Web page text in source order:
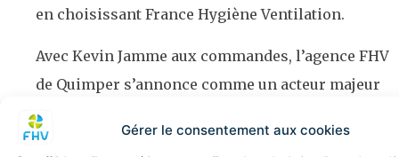
Gérer le consentement aux cookies
en choisissant France Hygiène Ventilation.
Avec Kevin Jamme aux commandes, l’agence FHV
de Quimper s’annonce comme un acteur majeur
dans le domaine de l’hygiène et de la ventilation
dans le Finistère sud. Son engagement, sa